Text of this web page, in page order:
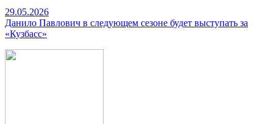
29.05.2026
Данило Павлович в следующем сезоне будет выступать за
«Кузбасс»